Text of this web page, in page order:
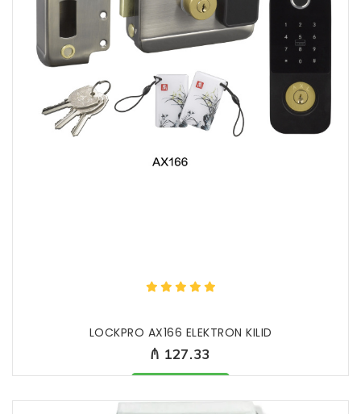
LOCKPRO AX166 ELEKTRON KILID
₼ 127.33
Məhsul mövcüddur